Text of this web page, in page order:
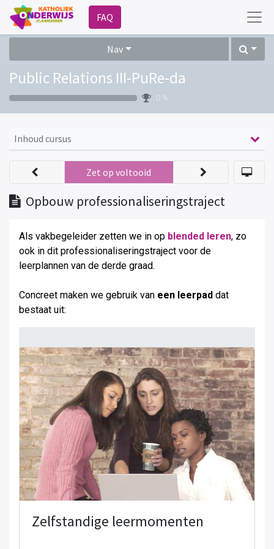
FAQ
Nav
Public Relations III-PuRe-da
0 %
Inhoud cursus
Opbouw professionaliseringstraject
Zet op voltooid
Als vakbegeleider zetten we in op blended leren, zo
ook in dit professionaliseringstraject voor de
leerplannen van de derde graad.
Concreet maken we gebruik van een leerpad dat
bestaat uit:
Zelfstandige leermomenten